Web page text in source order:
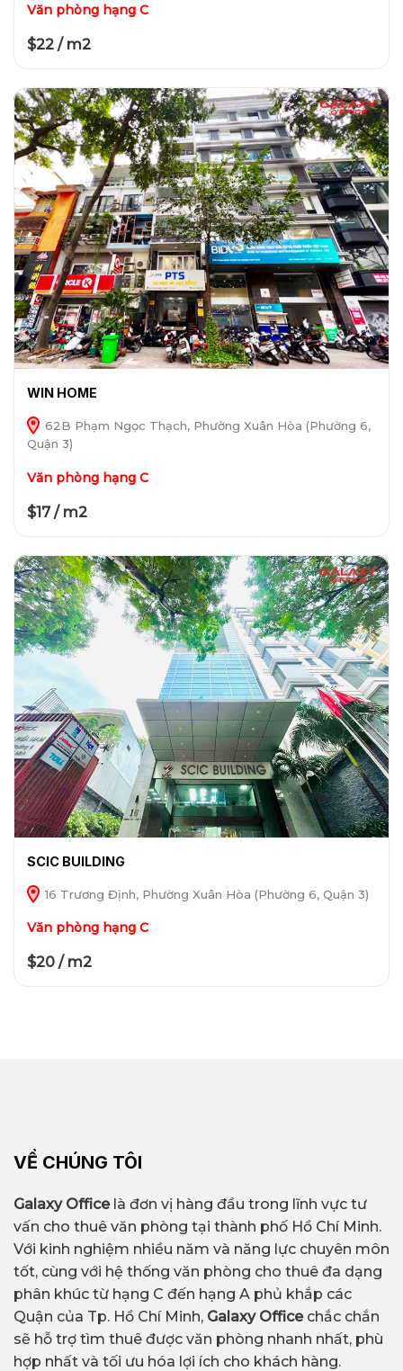
Văn phòng hạng C
$22 / m2
WIN HOME
62B Phạm Ngọc Thạch, Phường Xuân Hòa (Phường 6,
Quận 3)
Văn phòng hạng C
$17 / m2
SCIC BUILDING
16 Trương Định, Phường Xuân Hòa (Phường 6, Quận 3)
Văn phòng hạng C
$20 / m2
VỀ CHÚNG TÔI
Galaxy Officelà đơn vị hàng đầu trong lĩnh vực tư
vấn cho thuê văn phòng tại thành phố Hồ Chí Minh.
Với kinh nghiệm nhiều năm và năng lực chuyên môn
tốt, cùng với hệ thống văn phòng cho thuê đa dạng
phân khúc từ hạng C đến hạng A phủ khắp các
Quận của Tp. Hồ Chí Minh, Galaxy Office chắc chắn
sẽ hỗ trợ tìm thuê được văn phòng nhanh nhất, phù
hợp nhất và tối ưu hóa lợi ích cho khách hàng.